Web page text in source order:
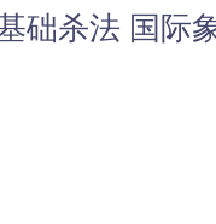
础杀法 国际